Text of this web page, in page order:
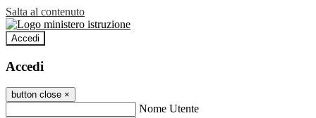
Salta al contenuto
Accedi
Accedi
button close ×
Nome Utente